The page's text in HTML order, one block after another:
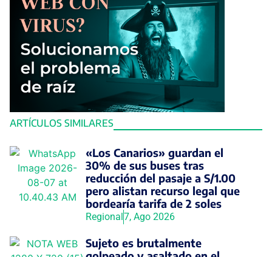
ARTÍCULOS SIMILARES
«Los Canarios» guardan el
30% de sus buses tras
reducción del pasaje a S/1.00
pero alistan recurso legal que
bordearía tarifa de 2 soles
Regional7, Ago 2026
Sujeto es brutalmente